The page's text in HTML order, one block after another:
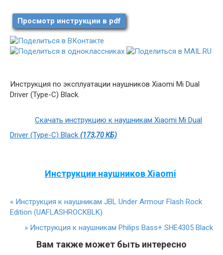
Просмотр инструкции в pdf
Инструкция по эксплуатации наушников Xiaomi Mi Dual
Driver (Type-C) Black.
Скачать инструкцию к наушникам Xiaomi Mi Dual
Driver (Type-C) Black (173,70 КБ)
Инструкции наушников Xiaomi
« Инструкция к наушникам JBL Under Armour Flash Rock
Edition (UAFLASHROCKBLK)
» Инструкция к наушникам Philips Bass+ SHE4305 Black
Вам также может быть интересно